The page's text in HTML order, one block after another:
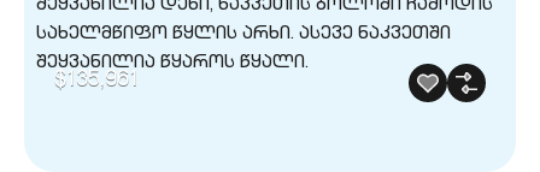
$135,961